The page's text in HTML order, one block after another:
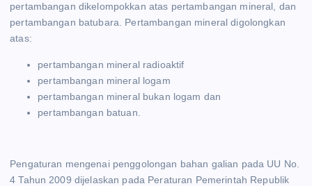
pertambangan dikelompokkan atas pertambangan mineral, dan
pertambangan batubara. Pertambangan mineral digolongkan
atas:
pertambangan mineral radioaktif
pertambangan mineral logam
pertambangan mineral bukan logam dan
pertambangan batuan.
Pengaturan mengenai penggolongan bahan galian pada UU No.
4 Tahun 2009 dijelaskan pada Peraturan Pemerintah Republik